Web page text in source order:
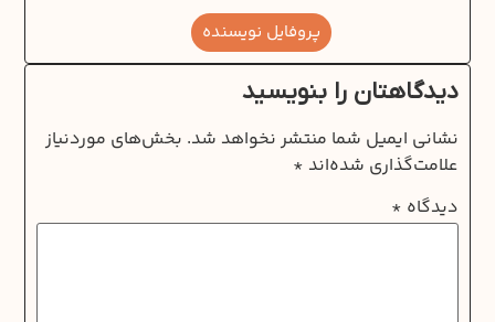
پروفایل نویسنده
دیدگاهتان را بنویسید
نشانی ایمیل شما منتشر نخواهد شد. بخش‌های موردنیاز
علامت‌گذاری شده‌اند *
دیدگاه *